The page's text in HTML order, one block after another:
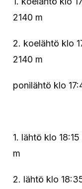
2140 m
2. koelähtö klo
2140 m
ponilähtö klo
1. lähtö klo
m
2. lähtö klo